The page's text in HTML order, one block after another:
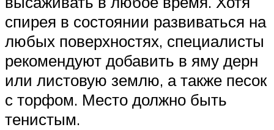
спирея в состоянии развиваться на
любых поверхностях, специалисты
рекомендуют добавить в яму дерн
или листовую землю, а также песок
с торфом. Место должно быть
тенистым.